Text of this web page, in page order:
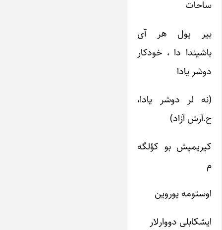
ساحات
بیر یول هر آی
باشیندا دا ، خودکار
دوشر یادا
(نه لر دوشر یادا،
ح.آرش آزاد)
کیریمیش بو کؤلگه
م
اوستومه یوروین
ایشکابلی دووارلار